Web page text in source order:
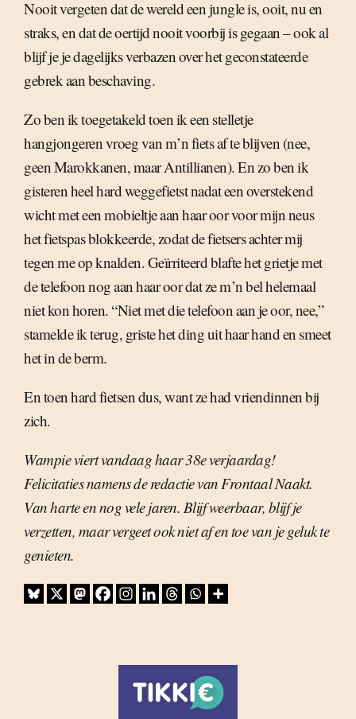
Nooit vergeten dat de wereld een jungle is, ooit, nu en
straks, en dat de oertijd nooit voorbij is gegaan – ook al
blijf je je dagelijks verbazen over het geconstateerde
gebrek aan beschaving.
Zo ben ik toegetakeld toen ik een stelletje
hangjongeren vroeg van m’n fiets af te blijven (nee,
geen Marokkanen, maar Antillianen). En zo ben ik
gisteren heel hard weggefietst nadat een overstekend
wicht met een mobieltje aan haar oor voor mijn neus
het fietspas blokkeerde, zodat de fietsers achter mij
tegen me op knalden. Geïrriteerd blafte het grietje met
de telefoon nog aan haar oor dat ze m’n bel helemaal
niet kon horen. “Niet met die telefoon aan je oor, nee,”
stamelde ik terug, griste het ding uit haar hand en smeet
het in de berm.
En toen hard fietsen dus, want ze had vriendinnen bij
zich.
Wampie viert vandaag haar 38e verjaardag!
Felicitaties namens de redactie van Frontaal Naakt.
Van harte en nog vele jaren. Blijf weerbaar, blijf je
verzetten, maar vergeet ook niet af en toe van je geluk te
genieten.